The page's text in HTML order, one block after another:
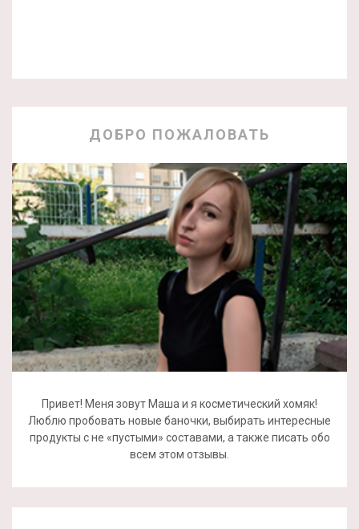
ДОБРО ПОЖАЛОВАТЬ
Привет! Меня зовут Маша и я косметический хомяк!
Люблю пробовать новые баночки, выбирать интересные
продукты с не «пустыми» составами, а также писать обо
всем этом отзывы.